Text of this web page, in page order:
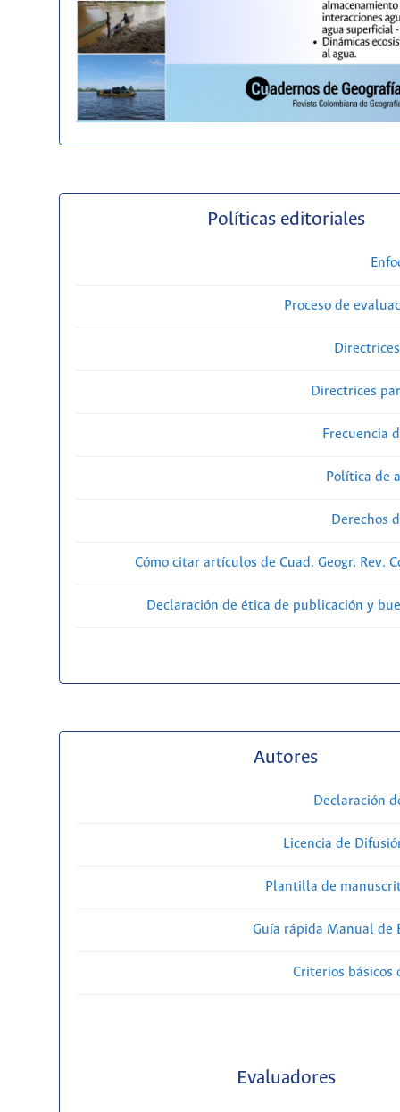
Políticas editoriales
Proceso de
Directrices
Frecuencia
Política de
Derechos
Cómo citar artículos de Cuad. Geogr. Rev.
Declaración de ética de publicación y
Autores
Declaración
Licencia de
Plantilla de
Guía rápida Manual de
Criterios básicos
Evaluadores